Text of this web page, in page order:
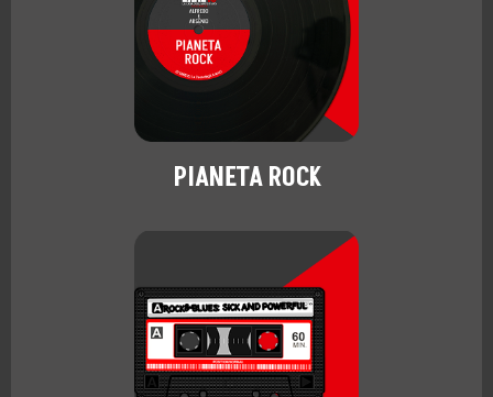
PIANETA ROCK